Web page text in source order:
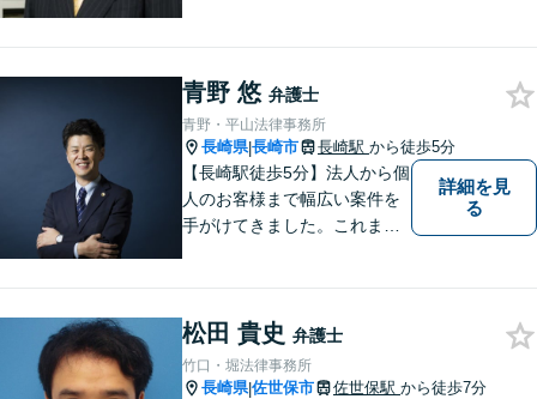
～7年合計）
青野 悠 弁護士
青野・平山法律事務所
長崎県|長崎市 長崎駅 から徒歩5分
【長崎駅徒歩5分】法人から個
人のお客様まで幅広い案件を
手がけてきました。これまで
詳細を見
る
松田 貴史 弁護士
竹口・堀法律事務所
長崎県|佐世保市 佐世保駅 から徒歩7分